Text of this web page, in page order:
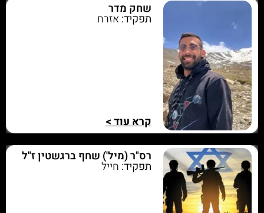
שחק מדר
תפקיד: אזרח
קרא עוד >
רס"ר (מיל') שחף ברגשטין ז"ל
תפקיד: חייל